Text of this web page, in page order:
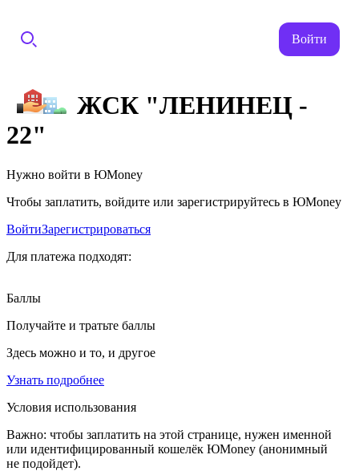
Войти
ЖСК "ЛЕНИНЕЦ -
22"
Нужно войти в ЮMoney
Чтобы заплатить, войдите или зарегистрируйтесь в ЮMoney
ВойтиЗарегистрироваться
Для платежа подходят:
Баллы
Получайте и тратьте баллы
Здесь можно и то, и другое
Узнать подробнее
Условия использования
Важно: чтобы заплатить на этой странице, нужен именной
или идентифицированный кошелёк ЮMoney (анонимный
не подойдет).